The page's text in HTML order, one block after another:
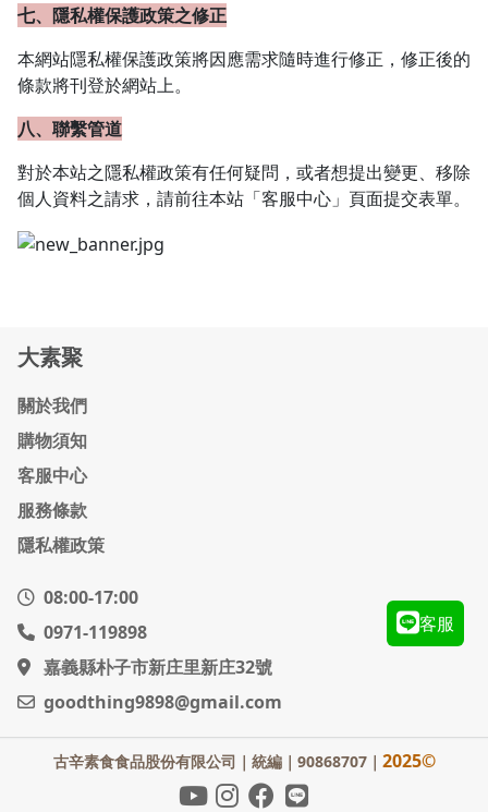
七、隱私權保護政策之修正
本網站隱私權保護政策將因應需求隨時進行修正，修正後的
條款將刊登於網站上。
八、聯繫管道
對於本站之隱私權政策有任何疑問，或者想提出變更、移除
個人資料之請求，請前往本站「客服中心」頁面提交表單。
客服
大素聚
關於我們
購物須知
客服中心
服務條款
隱私權政策
08:00-17:00
0971-119898
嘉義縣朴子市新庄里新庄32號
goodthing9898@gmail.com
古辛素食食品股份有限公司｜ 統編｜90868707｜ 2025©